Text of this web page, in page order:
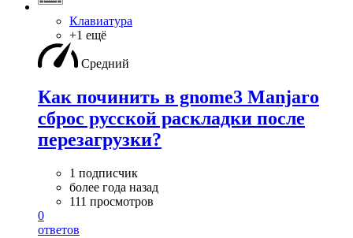
Клавиатура
+1 ещё
Средний
Как починить в gnome3 Manjaro
сброс русской раскладки после
перезагрузки?
1 подписчик
более года назад
111 просмотров
0
ответов